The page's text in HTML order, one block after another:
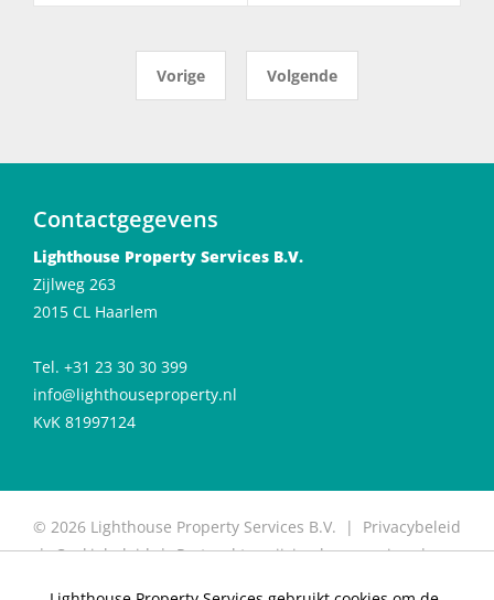
Vorige Volgende
Contactgegevens
Lighthouse Property Services B.V.
Zijlweg 263
2015 CL Haarlem
Tel. +31 23 30 30 399
info@lighthouseproperty.nl
KvK 81997124
© 2026 Lighthouse Property Services B.V. | Privacybeleid
|Cookiebeleid|Protocol toewijzing huurwoning|